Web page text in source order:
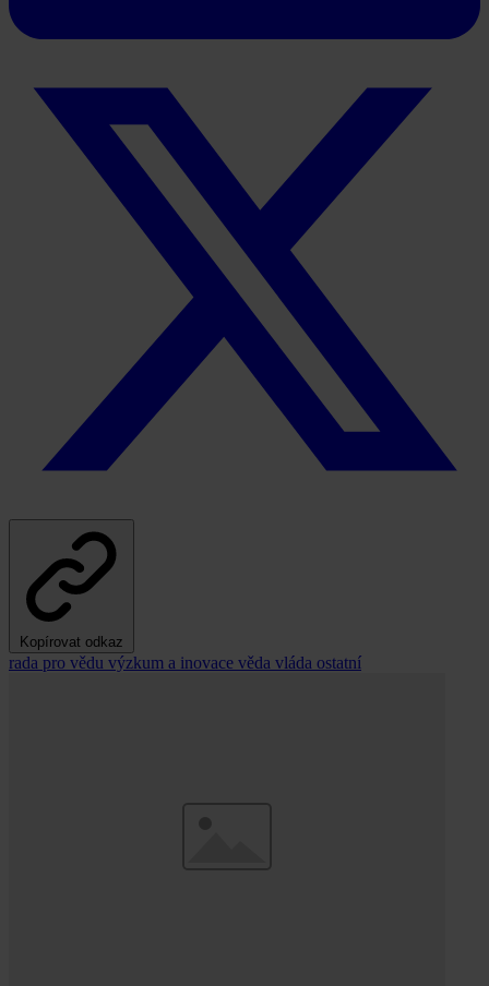
Kopírovat odkaz
rada pro vědu výzkum a inovace věda vláda ostatní